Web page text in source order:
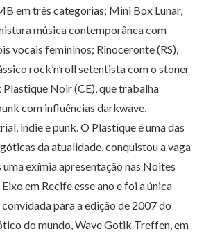
em três categorias; Mini Box Lunar,
música contemporânea com
vocais femininos; Rinoceronte (RS),
rock’n’roll setentista com o stoner
Noir (CE), que trabalha
com influências darkwave,
indie e punk. O Plastique é uma das
da atualidade, conquistou a vaga
uma exímia apresentação nas Noites
em Recife esse ano e foi a única
para a edição de 2007 do
do mundo, Wave Gotik Treffen, em